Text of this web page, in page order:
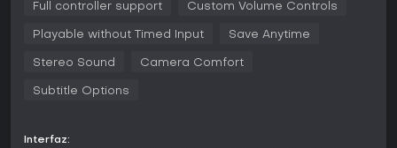
personalizable con herramientas como pico, pala, caña de
minar, excavar, pescar y cultivar. La gestión de energía es
clave: consumir comidas cocinadas restaura tu resistencia y
mejores rendimientos de recursos. La magia, en forma de
personajes como Anna de Frozen o Simba de The Lion King.
Full controller support Custom Volume Controls
Playable without Timed Input Save Anytime
Stereo Sound Camera Comfort
Subtitle Options
Interfaz: